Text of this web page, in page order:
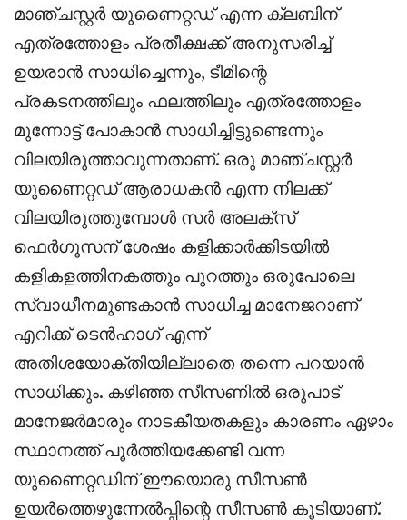
മാഞ്ചസ്റ്റർ യുണൈറ്റഡ് എന്ന ക്ലബിന്
എത്രത്തോളം പ്രതീക്ഷക്ക് അനുസരിച്ച്
ഉയരാൻ സാധിച്ചെന്നും, ടീമിന്റെ
പ്രകടനത്തിലും ഫലത്തിലും എത്രത്തോളം
മുന്നോട്ട് പോകാൻ സാധിച്ചിട്ടുണ്ടെന്നും
വിലയിരുത്താവുന്നതാണ്. ഒരു മാഞ്ചസ്റ്റർ
യുണൈറ്റഡ് ആരാധകൻ എന്ന നിലക്ക്
വിലയിരുത്തുമ്പോൾ സർ അലക്സ്
ഫെർഗൂസന് ശേഷം കളിക്കാർക്കിടയിൽ
കളികളത്തിനകത്തും പുറത്തും ഒരുപോലെ
സ്വാധീനമുണ്ടകാൻ സാധിച്ച മാനേജറാണ്
എറിക്ക് ടെൻഹാഗ് എന്ന്
അതിശയോക്തിയില്ലാതെ തന്നെ പറയാൻ
സാധിക്കും. കഴിഞ്ഞ സീസണിൽ ഒരുപാട്
മാനേജർമാരും നാടകീയതകളും കാരണം ഏഴാം
സ്ഥാനത്ത് പൂർത്തിയക്കേണ്ടി വന്ന
യുണൈറ്റഡിന് ഈയൊരു സീസൺ
ഉയർത്തെഴുന്നേൽപ്പിന്റെ സീസൺ കൂടിയാണ്.